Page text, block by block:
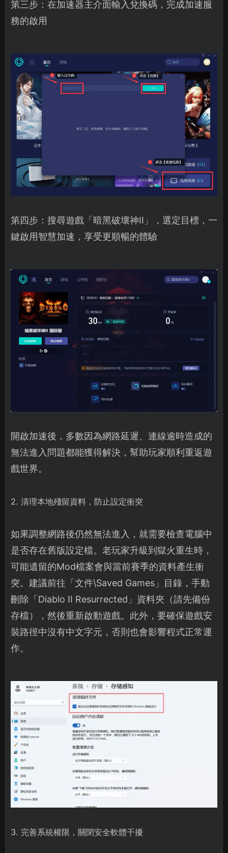
第三步：在加速器主介面輸入兌換碼，完成加速服
務的啟用
第四步：搜尋遊戲「暗黑破壞神II」，選定目標，一
鍵啟用智慧加速，享受更順暢的體驗
開啟加速後，多數因為網路延遲、連線逾時造成的
無法進入問題都能獲得解決，幫助玩家順利重返遊
戲世界。
2. 清理本地殘留資料，防止設定衝突
如果調整網路後仍然無法進入，就需要檢查電腦中
是否存在舊版設定檔。老玩家升級到獄火重生時，
可能遺留的Mod檔案會與當前賽季的資料產生衝
突。建議前往「文件\Saved Games」目錄，手動
刪除「Diablo II Resurrected」資料夾（請先備份
存檔），然後重新啟動遊戲。此外，要確保遊戲安
裝路徑中沒有中文字元，否則也會影響程式正常運
作。
3. 完善系統權限，關閉安全軟體干擾